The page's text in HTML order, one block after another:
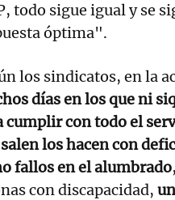
todo sigue igual y se
óptima".
los sindicatos, en la
días en los que ni
cumplir con todo el
los hacen con
fallos en el alumbrado
con discapacidad,